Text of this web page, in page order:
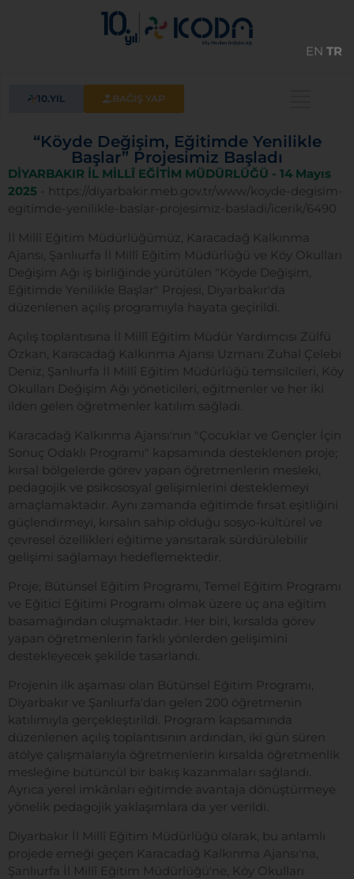
10.YIL BAĞIŞ YAP
“Köyde Değişim, Eğitimde Yenilikle
Başlar” Projesimiz Başladı
DİYARBAKIR İL MİLLÎ EĞİTİM MÜDÜRLÜĞÜ - 14 Mayıs
2025 - https://diyarbakir.meb.gov.tr/www/koyde-degisim-
egitimde-yenilikle-baslar-projesimiz-basladi/icerik/6490
İl Millî Eğitim Müdürlüğümüz, Karacadağ Kalkınma
Ajansı, Şanlıurfa İl Millî Eğitim Müdürlüğü ve Köy Okulları
Değişim Ağı iş birliğinde yürütülen "Köyde Değişim,
Eğitimde Yenilikle Başlar" Projesi, Diyarbakır'da
düzenlenen açılış programıyla hayata geçirildi.
Açılış toplantısına İl Millî Eğitim Müdür Yardımcısı Zülfü
Özkan, Karacadağ Kalkınma Ajansı Uzmanı Zuhal Çelebi
Deniz, Şanlıurfa İl Millî Eğitim Müdürlüğü temsilcileri, Köy
Okulları Değişim Ağı yöneticileri, eğitmenler ve her iki
ilden gelen öğretmenler katılım sağladı.
Karacadağ Kalkınma Ajansı'nın "Çocuklar ve Gençler İçin
Sonuç Odaklı Programı" kapsamında desteklenen proje;
kırsal bölgelerde görev yapan öğretmenlerin mesleki,
pedagojik ve psikososyal gelişimlerini desteklemeyi
amaçlamaktadır. Aynı zamanda eğitimde fırsat eşitliğini
güçlendirmeyi, kırsalın sahip olduğu sosyo-kültürel ve
çevresel özellikleri eğitime yansıtarak sürdürülebilir
gelişimi sağlamayı hedeflemektedir.
Proje; Bütünsel Eğitim Programı, Temel Eğitim Programı
ve Eğitici Eğitimi Programı olmak üzere üç ana eğitim
basamağından oluşmaktadır. Her biri, kırsalda görev
yapan öğretmenlerin farklı yönlerden gelişimini
destekleyecek şekilde tasarlandı.
Projenin ilk aşaması olan Bütünsel Eğitim Programı,
Diyarbakır ve Şanlıurfa'dan gelen 200 öğretmenin
katılımıyla gerçekleştirildi. Program kapsamında
düzenlenen açılış toplantısının ardından, iki gün süren
atölye çalışmalarıyla öğretmenlerin kırsalda öğretmenlik
mesleğine bütüncül bir bakış kazanmaları sağlandı.
Ayrıca yerel imkânları eğitimde avantaja dönüştürmeye
yönelik pedagojik yaklaşımlara da yer verildi.
Diyarbakır İl Millî Eğitim Müdürlüğü olarak, bu anlamlı
projede emeği geçen Karacadağ Kalkınma Ajansı'na,
Şanlıurfa İl Millî Eğitim Müdürlüğü'ne, Köy Okulları
EN TR